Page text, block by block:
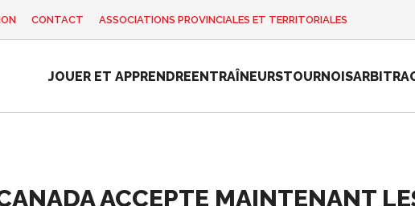
Programme de
Championnat
CONTACT ASSOCIATIONS PROVINCIALES ET TERRITORIALES
JOUER ET APPRENDREENTRAÎNEURSTOURNOIS
ACCEPTE MAINTENANT